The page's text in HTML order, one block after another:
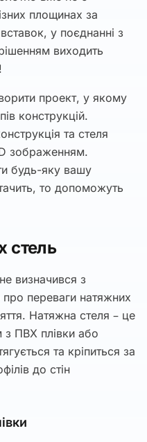
площинах за
у поєднанні з
виходить
проект, у якому
конструкцій.
та стеля
зображенням.
будь-яку вашу
то допоможуть
стель
визначився з
переваги натяжних
Натяжна стеля – це
з ПВХ плівки або
та кріпиться за
до стін